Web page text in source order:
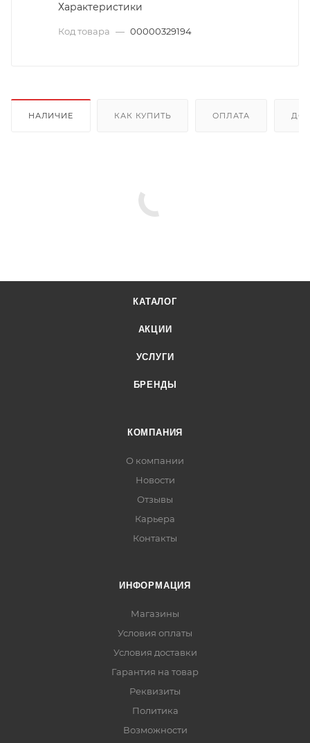
Характеристики
Код товара — 00000329194
НАЛИЧИЕ КАК КУПИТЬ ОПЛАТА
КАТАЛОГ
АКЦИИ
УСЛУГИ
БРЕНДЫ
КОМПАНИЯ
О компании
Новости
Отзывы
Карьера
Контакты
ИНФОРМАЦИЯ
Магазины
Условия оплаты
Условия доставки
Гарантия на товар
Реквизиты
Политика
Возможности